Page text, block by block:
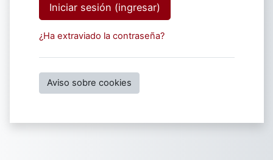
Iniciar sesión (ingresar)
¿Ha extraviado la contraseña?
Aviso sobre cookies